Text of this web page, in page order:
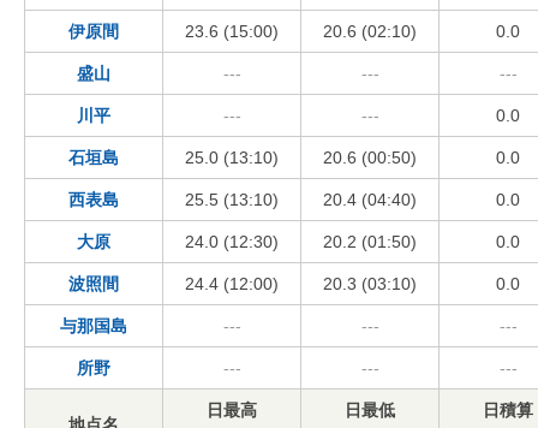
伊原間 23.6 (15:00) 20.6 (02:10) 0.0
盛山 --- --- ---
川平 --- --- 0.0
石垣島 25.0 (13:10) 20.6 (00:50) 0.0
西表島 25.5 (13:10) 20.4 (04:40) 0.0
大原 24.0 (12:30) 20.2 (01:50) 0.0
波照間 24.4 (12:00) 20.3 (03:10) 0.0
与那国島 --- --- ---
所野 --- --- ---
日最高 日最低 日積算